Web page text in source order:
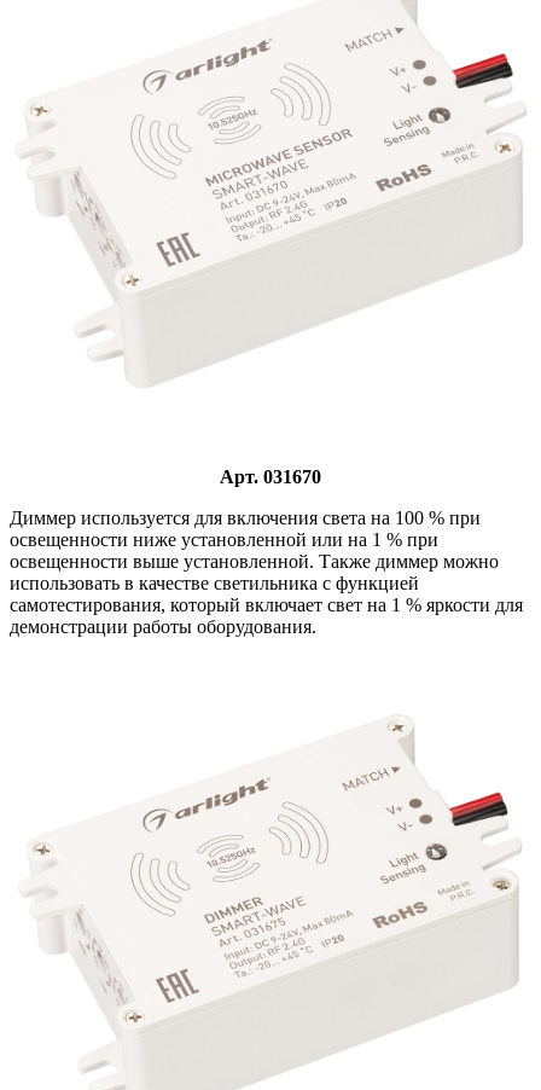
Арт. 031670
Диммер используется для включения света на 100 % при
освещенности ниже установленной или на 1 % при
освещенности выше установленной. Также диммер можно
использовать в качестве светильника с функцией
самотестирования, который включает свет на 1 % яркости для
демонстрации работы оборудования.